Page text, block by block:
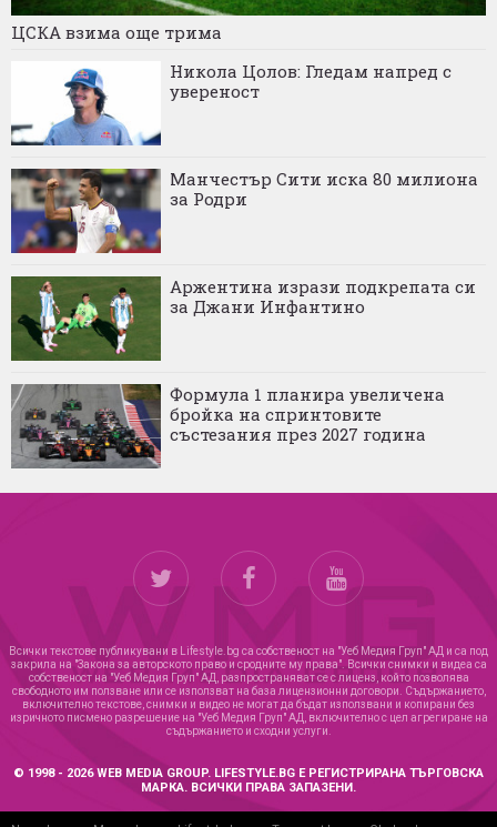
ЦСКА взима още трима
Никола Цолов: Гледам напред с
увереност
Манчестър Сити иска 80 милиона
за Родри
Аржентина изрази подкрепата си
за Джани Инфантино
Формула 1 планира увеличена
бройка на спринтовите
състезания през 2027 година
Всички текстове публикувани в Lifestyle.bg са собственост на "Уеб Медия Груп" АД и са под
закрила на "Закона за авторското право и сродните му права". Всички снимки и видеа са
собственост на "Уеб Медия Груп" АД, разпространяват се с лиценз, който позволява
свободното им ползване или се използват на база лицензионни договори. Съдържанието,
включително текстове, снимки и видео не могат да бъдат използвани и копирани без
изричното писмено разрешение на "Уеб Медия Груп" АД, включително с цел агрегиране на
съдържанието и сходни услуги.
© 1998 - 2026 WEB MEDIA GROUP. LIFESTYLE.BG Е РЕГИСТРИРАНА ТЪРГОВСКА
МАРКА. ВСИЧКИ ПРАВА ЗАПАЗЕНИ.